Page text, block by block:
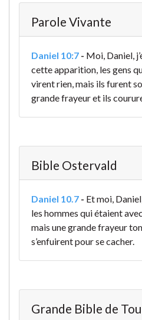
Parole Vivante
Daniel 10:7 - Moi, Daniel,
cette apparition, les gens
virent rien, mais ils furent
grande frayeur et ils
Bible Ostervald
Daniel 10.7 - Et moi,
les hommes qui étaient
mais une grande frayeur
s’enfuirent pour se cacher.
Grande Bible de